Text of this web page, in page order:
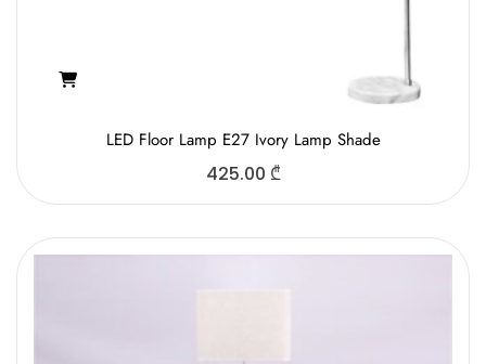
LED Floor Lamp E27 Ivory Lamp Shade
425.00 ₾